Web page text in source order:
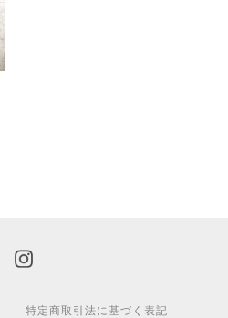
特定商取引法に基づく表記